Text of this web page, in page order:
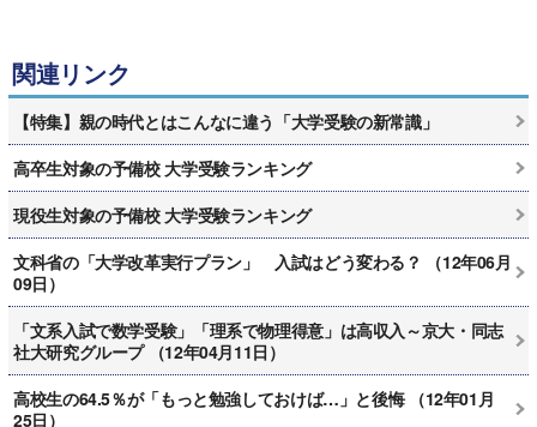
関連リンク
【特集】親の時代とはこんなに違う「大学受験の新常識」
高卒生対象の予備校 大学受験ランキング
現役生対象の予備校 大学受験ランキング
文科省の「大学改革実行プラン」 入試はどう変わる？ （12年06月
09日）
「文系入試で数学受験」「理系で物理得意」は高収入～京大・同志
社大研究グループ （12年04月11日）
高校生の64.5％が「もっと勉強しておけば…」と後悔 （12年01月
25日）